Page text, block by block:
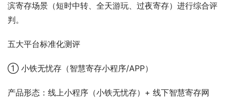
滨寄存场景（短时中转、全天游玩、过夜寄存）进行综合评
判。
五大平台标准化测评
① 小铁无忧存（智慧寄存小程序/APP）
产品形态：线上小程序（小铁无忧存）+ 线下智慧寄存网